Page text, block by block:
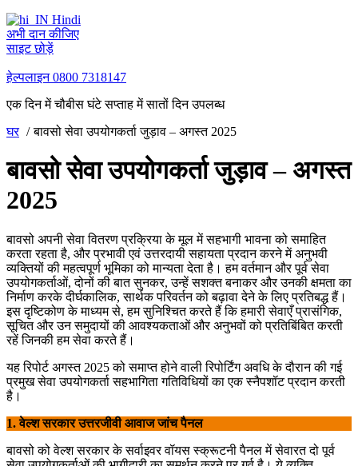
Hindi
अभी दान कीजिए
साइट छोड़ें
हेल्पलाइन0800 7318147
एक दिन में चौबीस घंटे सप्ताह में सातों दिन उपलब्ध
घर
बावसो सेवा उपयोगकर्ता जुड़ाव – अगस्त 2025
बावसो सेवा उपयोगकर्ता जुड़ाव – अगस्त
2025
बावसो अपनी सेवा वितरण प्रक्रिया के मूल में सहभागी भावना को समाहित
करता रहता है, और प्रभावी एवं उत्तरदायी सहायता प्रदान करने में अनुभवी
व्यक्तियों की महत्वपूर्ण भूमिका को मान्यता देता है। हम वर्तमान और पूर्व सेवा
उपयोगकर्ताओं, दोनों की बात सुनकर, उन्हें सशक्त बनाकर और उनकी क्षमता का
निर्माण करके दीर्घकालिक, सार्थक परिवर्तन को बढ़ावा देने के लिए प्रतिबद्ध हैं।
इस दृष्टिकोण के माध्यम से, हम सुनिश्चित करते हैं कि हमारी सेवाएँ प्रासंगिक,
सूचित और उन समुदायों की आवश्यकताओं और अनुभवों को प्रतिबिंबित करती
रहें जिनकी हम सेवा करते हैं।
यह रिपोर्ट अगस्त 2025 को समाप्त होने वाली रिपोर्टिंग अवधि के दौरान की गई
प्रमुख सेवा उपयोगकर्ता सहभागिता गतिविधियों का एक स्नैपशॉट प्रदान करती
है।
1. वेल्श सरकार उत्तरजीवी आवाज जांच पैनल
बावसो को वेल्श सरकार के सर्वाइवर वॉयस स्क्रूटनी पैनल में सेवारत दो पूर्व